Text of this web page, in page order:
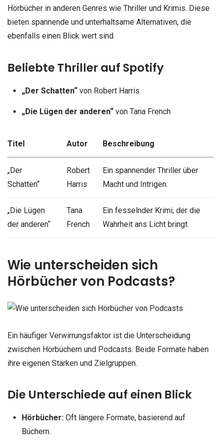
Hörbücher in anderen Genres wie Thriller und Krimis. Diese
bieten spannende und unterhaltsame Alternativen, die
ebenfalls einen Blick wert sind.
Beliebte Thriller auf Spotify
„Der Schatten“von Robert Harris
„Die Lügen der anderen“von Tana French
Titel Autor Beschreibung
„Der
Schatten“
Robert
Harris
Ein spannender Thriller über
Macht und Intrigen.
„Die Lügen
der anderen“
Tana
French
Ein fesselnder Krimi, der die
Wahrheit ans Licht bringt.
Wie unterscheiden sich
Hörbücher von Podcasts?
Ein häufiger Verwirrungsfaktor ist die Unterscheidung
zwischen Hörbüchern und Podcasts. Beide Formate haben
ihre eigenen Stärken und Zielgruppen.
Die Unterschiede auf einen Blick
Hörbücher:Oft längere Formate, basierend auf
Büchern.